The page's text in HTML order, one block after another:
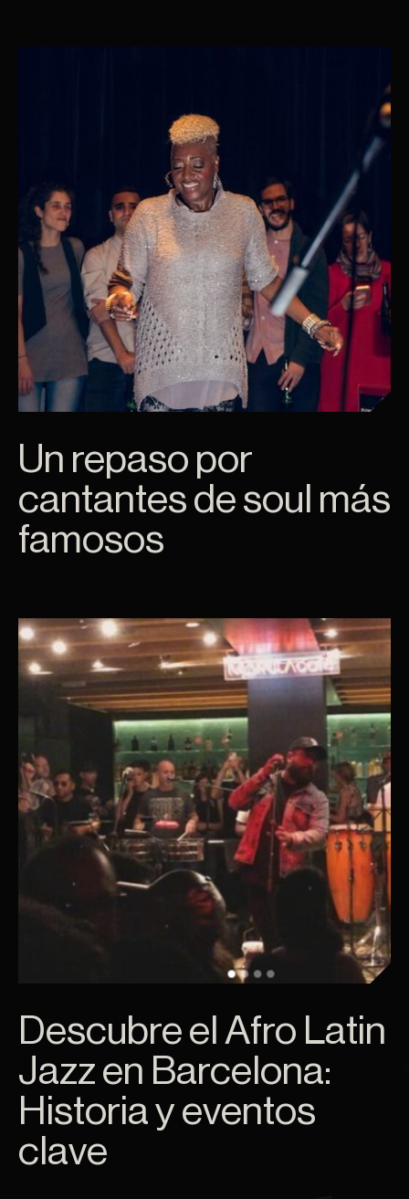
Un repaso por
cantantes de soul más
famosos
Descubre el Afro Latin
Jazz en Barcelona:
Historia y eventos
clave